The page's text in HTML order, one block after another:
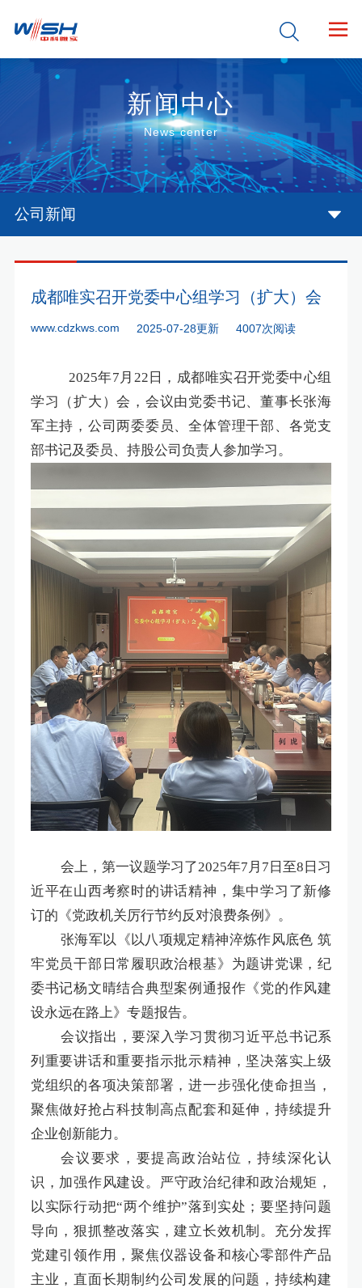
 
新闻中心
News center
公司新闻
成都唯实召开党委中心组学习（扩大）会
www.cdzkws.com 2025-07-28更新 4007次阅读
2025年7月22日，成都唯实召开党委中心组
学习（扩大）会，会议由党委书记、董事长张海
军主持，公司两委委员、全体管理干部、各党支
部书记及委员、持股公司负责人参加学习。
会上，第一议题学习了2025年7月7日至8日习
近平在山西考察时的讲话精神，集中学习了新修
订的《党政机关厉行节约反对浪费条例》。
张海军以《以八项规定精神淬炼作风底色 筑
牢党员干部日常履职政治根基》为题讲党课，纪
委书记杨文晴结合典型案例通报作《党的作风建
设永远在路上》专题报告。
会议指出，要深入学习贯彻习近平总书记系
列重要讲话和重要指示批示精神，坚决落实上级
党组织的各项决策部署，进一步强化使命担当，
聚焦做好抢占科技制高点配套和延伸，持续提升
企业创新能力。
会议要求，要提高政治站位，持续深化认
识，加强作风建设。 严守政治纪律和政治规矩，
以实际行动把“两个维护”落到实处；要坚持问题
导向，狠抓整改落实，建立长效机制。充分发挥
党建引领作用，聚焦仪器设备和核心零部件产品
主业，直面长期制约公司发展的问题，持续构建